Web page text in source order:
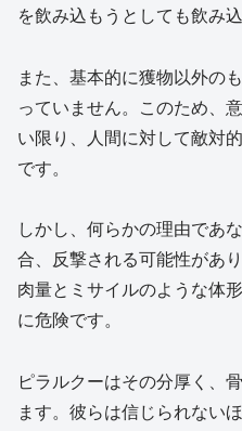
を飲み込もうとしても飲み
また、基本的に獲物以外の
っていません。このため、
い限り、人間に対して敵対
です。
しかし、何らかの理由であ
合、反撃される可能性があ
肉量とミサイルのような体
に危険です。
ピラルクーはその分厚く、
ます。彼らは信じられない